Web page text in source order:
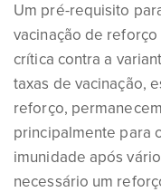
Um pré-requisito
vacinação de
crítica contra a
taxas de vacinação,
reforço,
principalmente para
imunidade após
necessário um